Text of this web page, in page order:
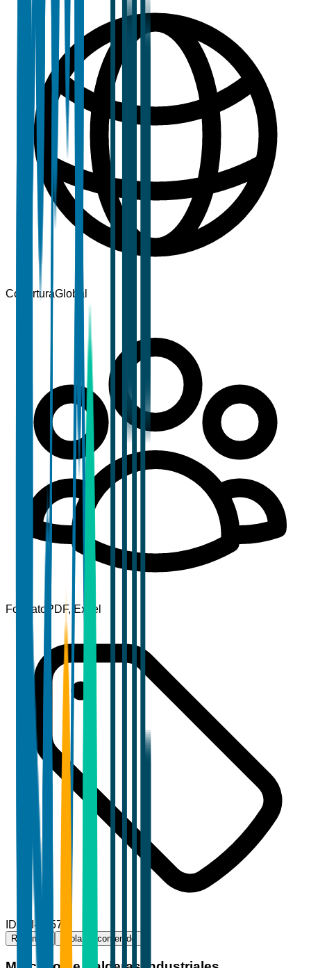
CoberturaGlobal
Formato PDF, Excel
ID TBI-62575
Resumen Tabla de contenido